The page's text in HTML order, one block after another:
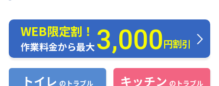
WEB限定割！
作業料金から最大3,000円割引
トイレ のトラブル キッチン のトラブル